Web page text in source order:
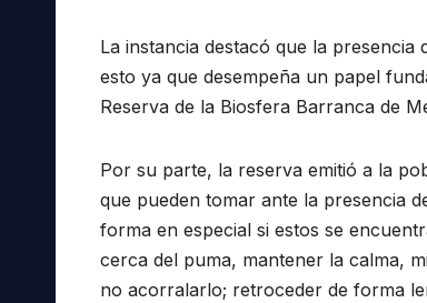
La instancia destacó que la
esto ya que desempeña un papel
Reserva de la Biosfera Barranca de
Por su parte, la reserva emitió a la
que pueden tomar ante la presencia
forma en especial si estos se
cerca del puma, mantener la calma,
no acorralarlo; retroceder de forma